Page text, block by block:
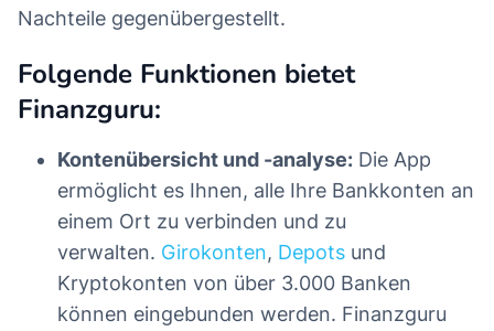
Nachteile gegenübergestellt.
Folgende Funktionen bietet
Finanzguru:
Kontenübersicht und -analyse: Die App
ermöglicht es Ihnen, alle Ihre Bankkonten an
einem Ort zu verbinden und zu
verwalten. Girokonten, Depots und
Kryptokonten von über 3.000 Banken
können eingebunden werden. Finanzguru